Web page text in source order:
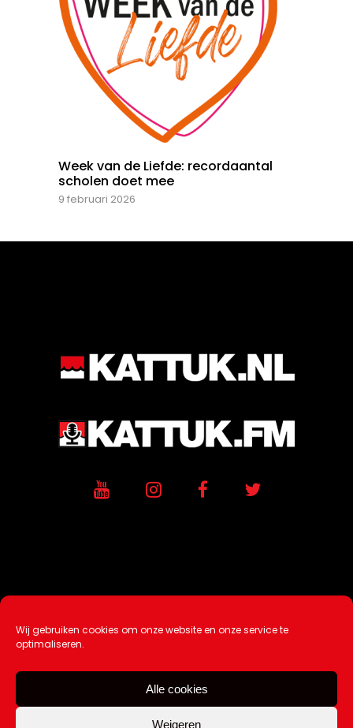
Wij gebruiken cookies om onze website en onze service te
optimaliseren.
Alle cookies
Weigeren
Week van de Liefde: recordaantal
scholen doet mee
9 februari 2026
Ontwikkeling / Hosting doorAtSea
Over Ons |Tip de redactie
Contact